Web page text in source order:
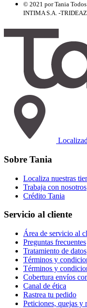
© 2021 por Tania
INTIMA S.A. -
Sobre Tania
Localiza nuestras
Trabaja con nosotros
Crédito Tania
Servicio al cliente
Área de servicio al
Preguntas frecuentes
Tratamiento de datos
Términos y
Términos y
Cobertura envíos
Canal de ética
Rastrea tu pedido
Peticiones, quejas y